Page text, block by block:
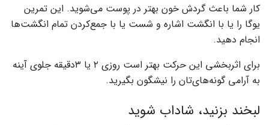
کار شما باعث گردش خون بهتر در پوست می‌شوید. این تمرین
یوگا را یا با انگشت اشاره و شست یا با جمع‌کردن تمام انگشت‌ها
انجام دهید.
برای اثربخشی این حرکت بهتر است روزی ۲ یا ۳دقیقه جلوی آینه
به آرامی گونه‌های‌تان را نیشگون بگیرید.
لبخند بزنید، شاداب شوید